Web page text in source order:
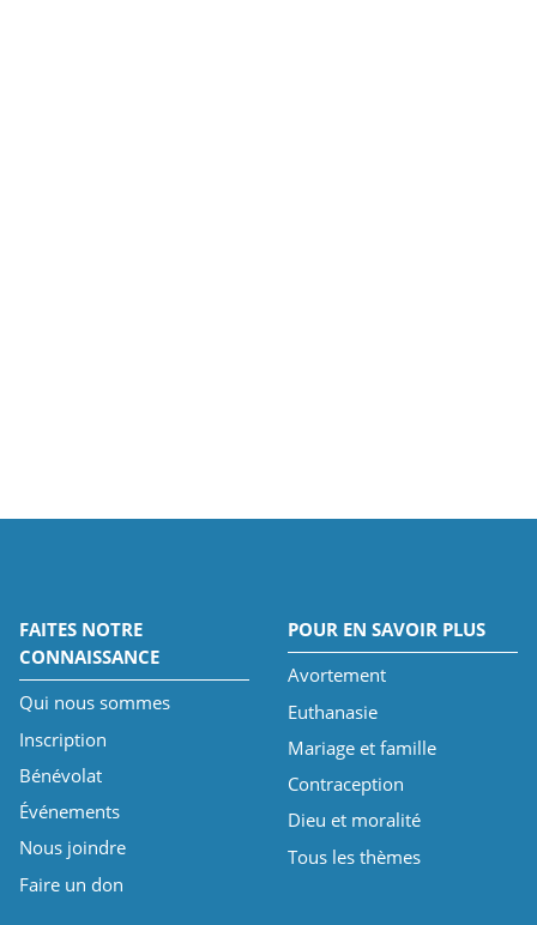
FAITES NOTRE
CONNAISSANCE
Qui nous sommes
Inscription
Bénévolat
Événements
Nous joindre
Faire un don
POUR EN SAVOIR PLUS
Avortement
Euthanasie
Mariage et famille
Contraception
Dieu et moralité
Tous les thèmes